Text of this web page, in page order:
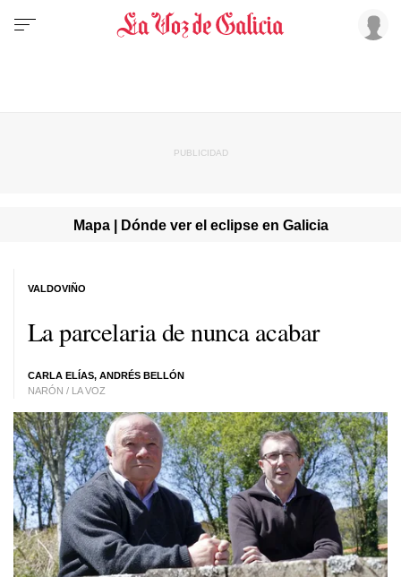
Mapa | Dónde ver el eclipse en Galicia
La parcelaria de nunca acabar
CARLA ELÍAS, ANDRÉS BELLÓN
NARÓN / LA VOZ
VALDOVIÑO